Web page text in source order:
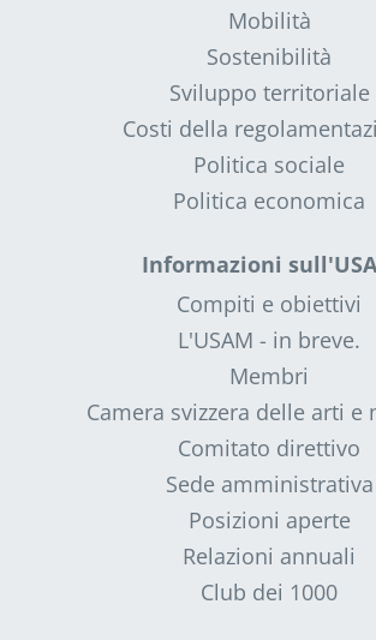
Mobilità
Sostenibilità
Sviluppo territoriale
Costi della
Politica sociale
Politica economica
Informazioni
Compiti e obiettivi
L'USAM - in breve.
Membri
Camera svizzera delle arti e
Comitato direttivo
Sede amministrativa
Posizioni aperte
Relazioni annuali
Club dei 1000